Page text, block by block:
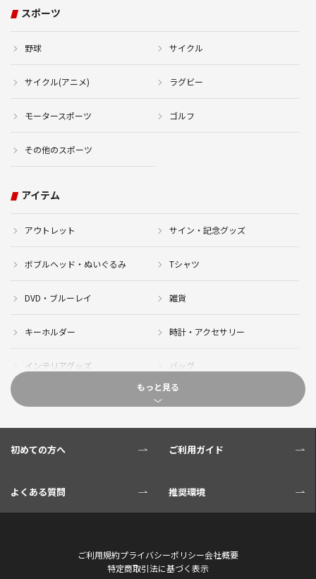
スポーツ
野球 サイクル
サイクル(アニメ) ラグビー
モータースポーツ ゴルフ
その他のスポーツ
アイテム
アウトレット サイン・記念グッズ
ボブルヘッド・ぬいぐるみ Tシャツ
DVD・ブルーレイ 雑貨
キーホルダー 時計・アクセサリー
インテリアグッズ バッグ
もっと見る
初めての方へ ご利用ガイド
よくある質問 推奨環境
ご利用規約プライバシーポリシー会社概要
特定商取引法に基づく表示